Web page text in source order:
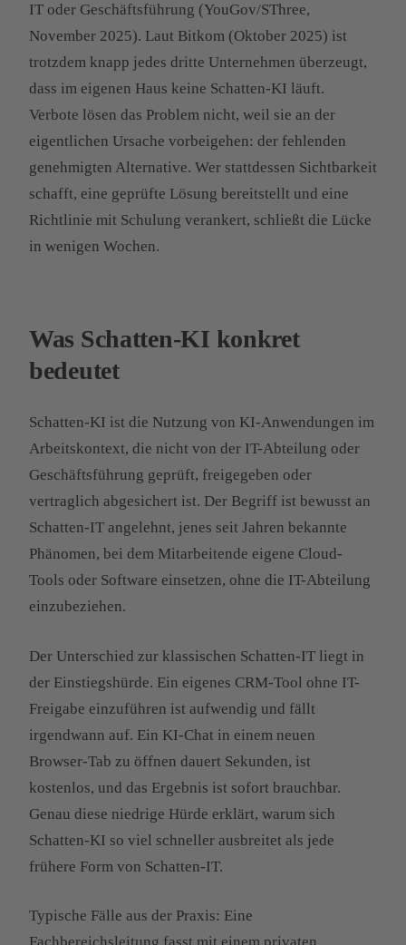
IT oder Geschäftsführung (YouGov/SThree,
November 2025). Laut Bitkom (Oktober 2025) ist
trotzdem knapp jedes dritte Unternehmen überzeugt,
dass im eigenen Haus keine Schatten-KI läuft.
Verbote lösen das Problem nicht, weil sie an der
eigentlichen Ursache vorbeigehen: der fehlenden
genehmigten Alternative. Wer stattdessen Sichtbarkeit
schafft, eine geprüfte Lösung bereitstellt und eine
Richtlinie mit Schulung verankert, schließt die Lücke
in wenigen Wochen.
Was Schatten-KI konkret
bedeutet
Schatten-KI ist die Nutzung von KI-Anwendungen im
Arbeitskontext, die nicht von der IT-Abteilung oder
Geschäftsführung geprüft, freigegeben oder
vertraglich abgesichert ist. Der Begriff ist bewusst an
Schatten-IT angelehnt, jenes seit Jahren bekannte
Phänomen, bei dem Mitarbeitende eigene Cloud-
Tools oder Software einsetzen, ohne die IT-Abteilung
einzubeziehen.
Der Unterschied zur klassischen Schatten-IT liegt in
der Einstiegshürde. Ein eigenes CRM-Tool ohne IT-
Freigabe einzuführen ist aufwendig und fällt
irgendwann auf. Ein KI-Chat in einem neuen
Browser-Tab zu öffnen dauert Sekunden, ist
kostenlos, und das Ergebnis ist sofort brauchbar.
Genau diese niedrige Hürde erklärt, warum sich
Schatten-KI so viel schneller ausbreitet als jede
frühere Form von Schatten-IT.
Typische Fälle aus der Praxis: Eine